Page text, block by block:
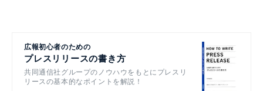
広報初心者のための
プレスリリースの書き方
共同通信社グループのノウハウをもとにプレスリ
リースの基本的なポイントを解説！